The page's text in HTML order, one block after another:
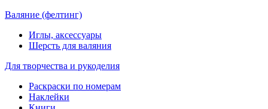
Валяние (фелтинг)
Иглы, аксессуары
Шерсть для валяния
Для творчества и рукоделия
Раскраски по номерам
Наклейки